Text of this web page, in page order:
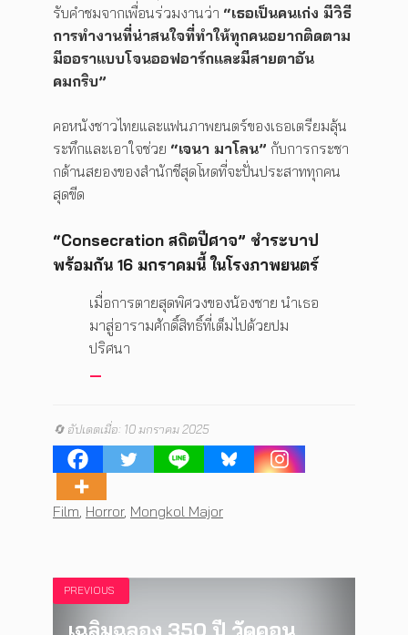
รับคำชมจากเพื่อนร่วมงานว่า “เธอเป็นคนเก่ง มีวิธี
การทำงานที่น่าสนใจที่ทำให้ทุกคนอยากติดตาม
มีออราแบบโจนออฟอาร์กและมีสายตาอัน
คมกริบ”
คอหนังชาวไทยและแฟนภาพยนตร์ของเธอเตรียมลุ้น
ระทึกและเอาใจช่วย “เจนา มาโลน” กับการกระชา
กด้านสยองของสำนักชีสุดโหดที่จะปั่นประสาททุกคน
สุดขีด
“Consecration สถิตปีศาจ” ชำระบาป
พร้อมกัน 16 มกราคมนี้ในโรงภาพยนตร์
เมื่อการตายสุดพิศวงของน้องชาย นำเธอ
มาสู่อารามศักดิ์สิทธิ์ที่เต็มไปด้วยปม
ปริศนา
🔄 อัปเดตเมื่อ: 10 มกราคม 2025
Tags
Film Horror, Mongkol Major
PREVIOUS